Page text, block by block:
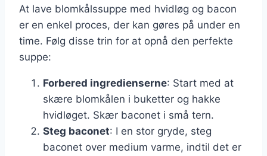
At lave blomkålssuppe med hvidløg og bacon
er en enkel proces, der kan gøres på under en
time. Følg disse trin for at opnå den perfekte
suppe:
Forbered ingredienserne: Start med at
skære blomkålen i buketter og hakke
hvidløget. Skær baconet i små tern.
Steg baconet: I en stor gryde, steg
baconet over medium varme, indtil det er